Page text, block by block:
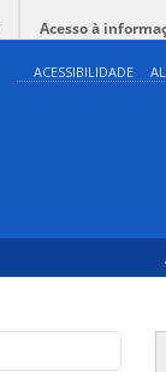
Acesso à
ACESSIBILIDADE